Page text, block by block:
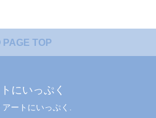
PAGE TOP
にいっぷく
ートにいっぷく.